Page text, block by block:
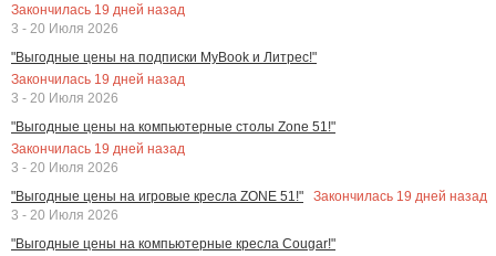
Закончилась 19 дней назад
3 - 20 Июля 2026
"Выгодные цены на подписки MyBook и Литрес!"
Закончилась 19 дней назад
3 - 20 Июля 2026
"Выгодные цены на компьютерные столы Zone 51!"
Закончилась 19 дней назад
3 - 20 Июля 2026
"Выгодные цены на игровые кресла ZONE 51!"
Закончилась 19 дней назад
3 - 20 Июля 2026
"Выгодные цены на компьютерные кресла Cougar!"